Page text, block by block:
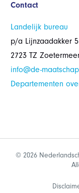
Contact
Landelijk bureau
p/a Lijnzaadakker 5
2723 TZ
info@de-
Departementen
© 2026